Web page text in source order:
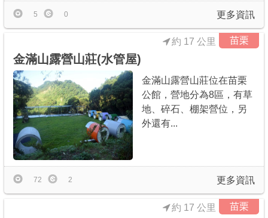
更多資訊
5 0
苗栗
約 17 公里
金滿山露營山莊(水管屋)
金滿山露營山莊位在苗栗
公館，營地分為8區，有草
地、碎石、棚架營位，另
外還有...
更多資訊
72 2
苗栗
約 17 公里